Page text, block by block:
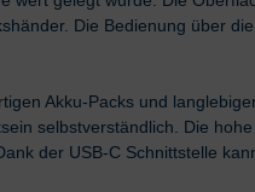
Die Bedienung über
Akku-Packs und
selbstverständlich. Die
der USB-C Schnittstelle